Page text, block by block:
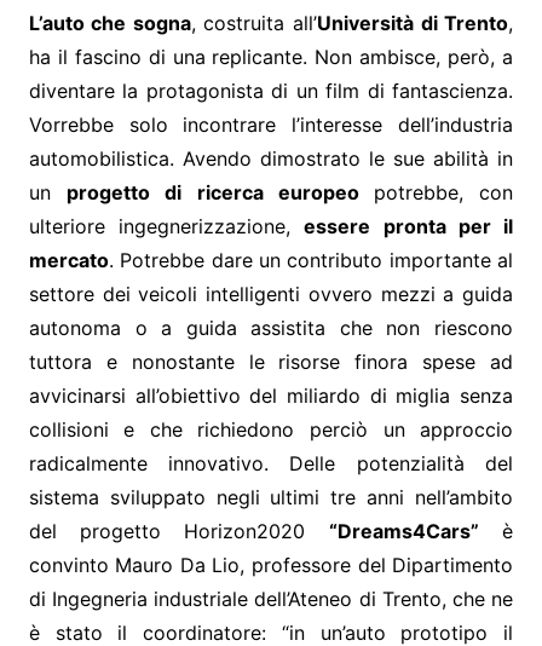
L’auto che sogna, costruita all’Università di Trento,
ha il fascino di una replicante. Non ambisce, però, a
diventare la protagonista di un film di fantascienza.
Vorrebbe solo incontrare l’interesse dell’industria
automobilistica. Avendo dimostrato le sue abilità in
un progetto di ricerca europeo potrebbe, con
ulteriore ingegnerizzazione,essere pronta per il
mercato. Potrebbe dare un contributo importante al
settore dei veicoli intelligenti ovvero mezzi a guida
autonoma o a guida assistita che non riescono
tuttora e nonostante le risorse finora spese ad
avvicinarsi all’obiettivo del miliardo di miglia senza
collisioni e che richiedono perciò un approccio
radicalmente innovativo. Delle potenzialità del
sistema sviluppato negli ultimi tre anni nell’ambito
del progetto Horizon2020 “Dreams4Cars” è
convinto Mauro Da Lio, professore del Dipartimento
di Ingegneria industriale dell’Ateneo di Trento, che ne
è stato il coordinatore: “in un’auto prototipo il